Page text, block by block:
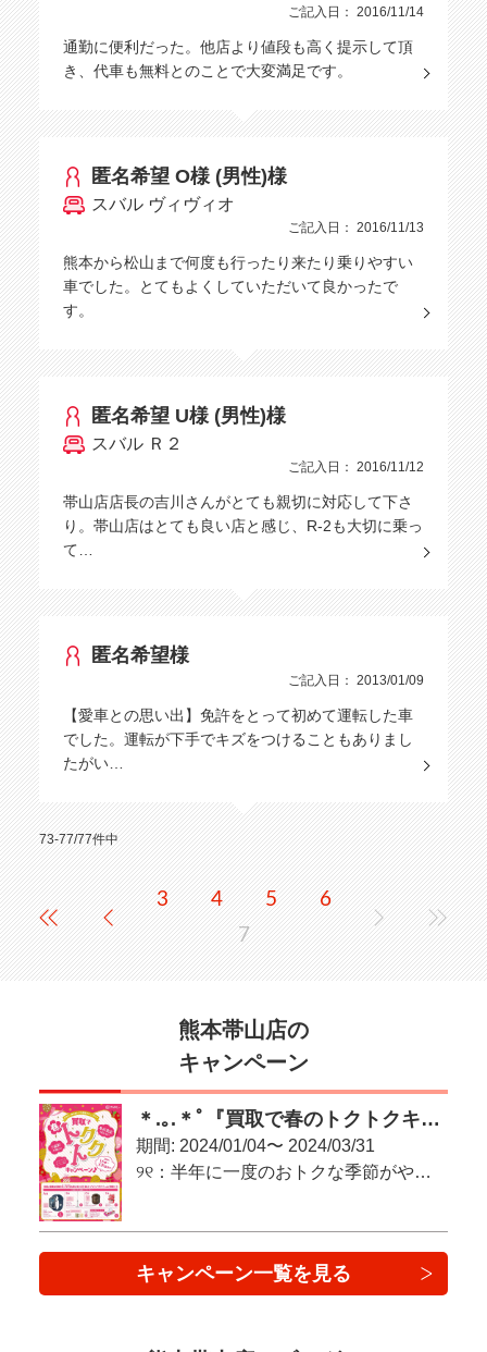
ご記入日： 2016/11/14
通勤に便利だった。他店より値段も高く提示して頂
き、代車も無料とのことで大変満足です。
匿名希望 O様 (男性)様
スバル ヴィヴィオ
ご記入日： 2016/11/13
熊本から松山まで何度も行ったり来たり乗りやすい
車でした。とてもよくしていただいて良かったで
す。
匿名希望 U様 (男性)様
スバル Ｒ２
ご記入日： 2016/11/12
帯山店店長の吉川さんがとても親切に対応して下さ
り。帯山店はとても良い店と感じ、R-2も大切に乗っ
て…
匿名希望様
ご記入日： 2013/01/09
【愛車との思い出】免許をとって初めて運転した車
でした。運転が下手でキズをつけることもありまし
たがい…
73-77/77件中
3 4 5
6
7
熊本帯山店の
キャンペーン
＊.｡.＊ﾟ『買取で春のトクトクキャンペーン♪』＊.｡.＊ﾟ
期間: 2024/01/04〜 2024/03/31
୨୧：半年に一度のおトクな季節がやってきた！：୨୧
キャンペーン一覧を見る